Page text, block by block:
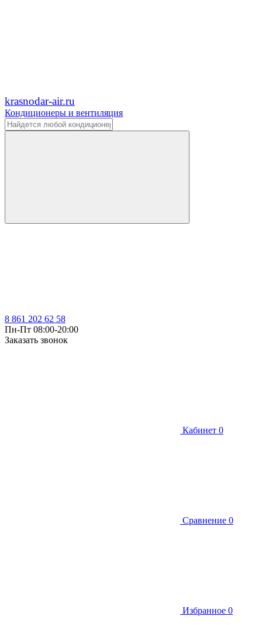
krasnodar-air.ru
Кондиционеры и вентиляция
8 861 202 62 58
Пн-Пт 08:00-20:00
Заказать звонок
Кабинет 0
Сравнение 0
Избранное 0